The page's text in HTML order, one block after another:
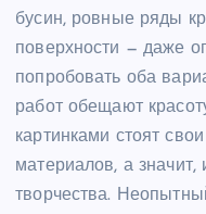
бусин, ровные ряды
поверхности — даже
попробовать оба
работ обещают
картинками стоят
материалов, а
творчества.